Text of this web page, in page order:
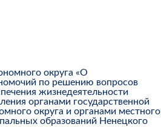
округа «О
по решению вопросов
жизнедеятельности
органами государственной
округа и органами местного
образований Ненецкого